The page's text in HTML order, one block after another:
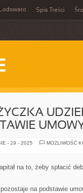
Lodowato Spis Treści
- 29 - 2025
MOŻLIWOŚĆ
na to, żeby spłacić
na podstawie